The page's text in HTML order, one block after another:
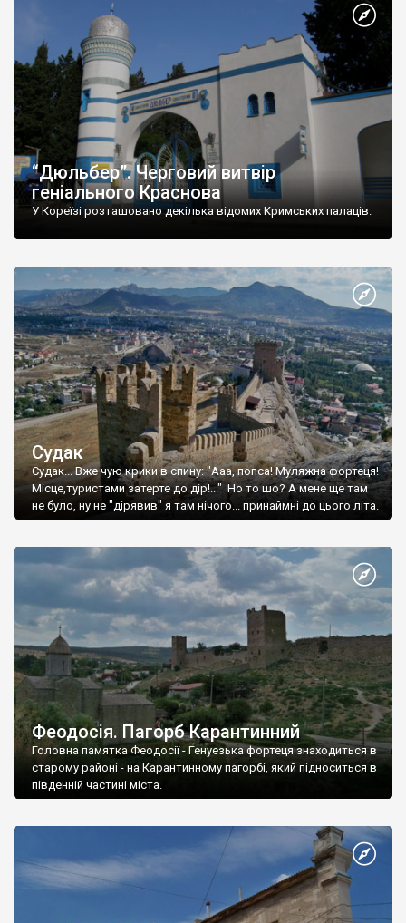
“Дюльбер”. Черговий витвір
геніального Краснова
У Кореїзі розташовано декілька відомих Кримських палаців.
Судак
Судак... Вже чую крики в спину: "Ааа, попса! Муляжна фортеця!
Місце,туристами затерте до дір!..." Но то шо? А мене ще там
не було, ну не "дірявив" я там нічого... принаймні до цього літа.
Феодосія. Пагорб Карантинний
Головна памятка Феодосії - Генуезька фортеця знаходиться в
старому районі - на Карантинному пагорбі, який підноситься в
південній частині міста.